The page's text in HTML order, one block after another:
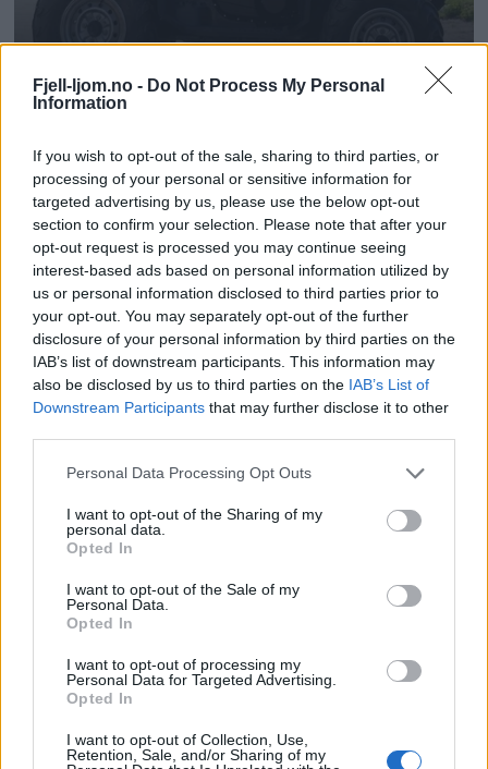
Fjell-ljom.no - Do Not Process My Personal
Information
If you wish to opt-out of the sale, sharing to third parties, or
processing of your personal or sensitive information for
targeted advertising by us, please use the below opt-out
section to confirm your selection. Please note that after your
opt-out request is processed you may continue seeing
interest-based ads based on personal information utilized by
us or personal information disclosed to third parties prior to
your opt-out. You may separately opt-out of the further
disclosure of your personal information by third parties on the
IAB’s list of downstream participants. This information may
also be disclosed by us to third parties on the IAB’s List of
Downstream Participants that may further disclose it to other
Personal Data Processing Opt Outs
I want to opt-out of the Sharing of my
personal data.
Opted In
I want to opt-out of the Sale of my
Personal Data.
Opted In
I want to opt-out of processing my
Personal Data for Targeted Advertising.
Opted In
I want to opt-out of Collection, Use,
Retention, Sale, and/or Sharing of my